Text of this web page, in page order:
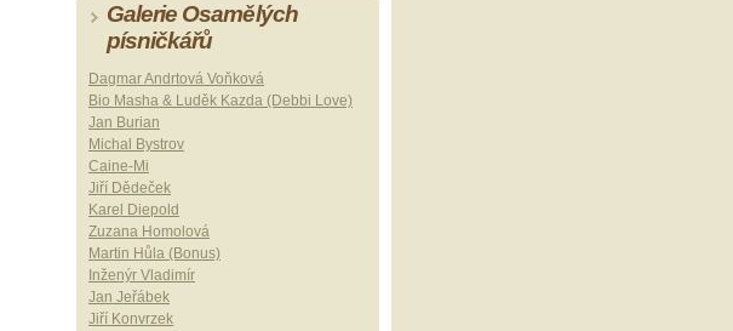
Galerie Osamělých
písničkářů
Dagmar Andrtová Voňková
Bio Masha & Luděk Kazda (Debbi Love)
Jan Burian
Michal Bystrov
Caine-Mi
Jiří Dědeček
Karel Diepold
Zuzana Homolová
Martin Hůla (Bonus)
Inženýr Vladimír
Jan Jeřábek
Jiří Konvrzek